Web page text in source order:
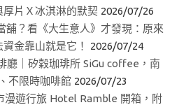
片Ｘ冰淇淋的默契 2026/07/26
舖？看《大生意人》才發現：原來
金靠山就是它！
2026/07/24
廳｜矽穀珈琲所 SiGu coffee，南
不限時咖啡館 2026/07/23
漫遊行旅 Hotel Ramble 開箱，附